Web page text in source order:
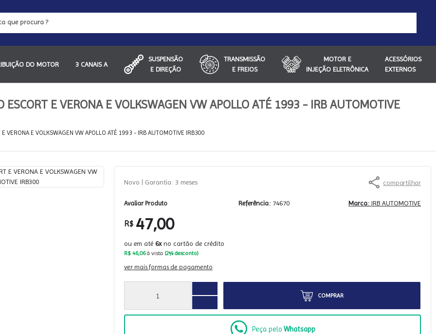
DO MOTOR 3 CANAIS A
SUSPENSÃO
E DIREÇÃO
TRANSMISSÃO
E FREIOS
MOTOR E
INJEÇÃO ELETRÔNICA
ACESSÓRIOS
EXTERNOS
ESCORT E VERONA E VOLKSWAGEN VW APOLLO ATÉ 1993 - IRB AUTOMOTIVE
VERONA E VOLKSWAGEN VW APOLLO ATÉ 1993 - IRB AUTOMOTIVE IRB300
Novo | Garantia: 3 meses compartilhar
Avaliar Produto Referência: 74670 Marca: IRB AUTOMOTIVE
R$ 47,00
ou em até 6xno cartão de crédito
R$ 46,06à vista (2% desconto)
ver mais formas de pagamento
COMPRAR
Peça pelo Whatsapp